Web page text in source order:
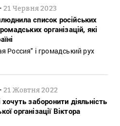
21 Червня 2023
список російських
організацій, які
Россия" і громадський рух
21 Жовтня 2022
хочуть заборонити діяльність
організації Віктора